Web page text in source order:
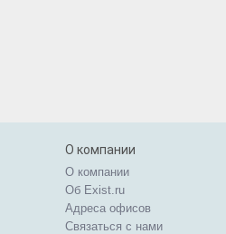
О компании
О компании
Об Exist.ru
Адреса офисов
Связаться с нами